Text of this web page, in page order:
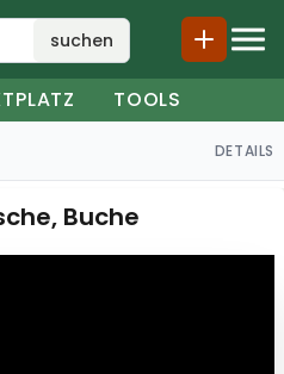
suchen
TOOLS
DETAILS
Buche